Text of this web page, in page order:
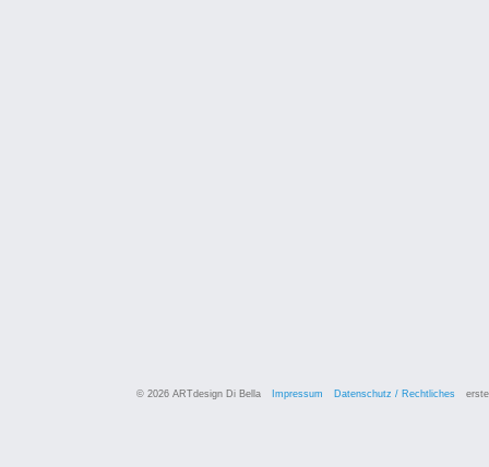
© 2026 ARTdesign Di Bella Impressum Datenschutz / Rechtliches